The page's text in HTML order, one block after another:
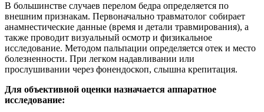
В большинстве случаев перелом бедра определяется по
внешним признакам. Первоначально травматолог собирает
анамнестические данные (время и детали травмирования), а
также проводит визуальный осмотр и физикальное
исследование. Методом пальпации определяется отек и место
болезненности. При легком надавливании или
прослушивании через фонендоскоп, слышна крепитация.
Для объективной оценки назначается аппаратное
исследование: